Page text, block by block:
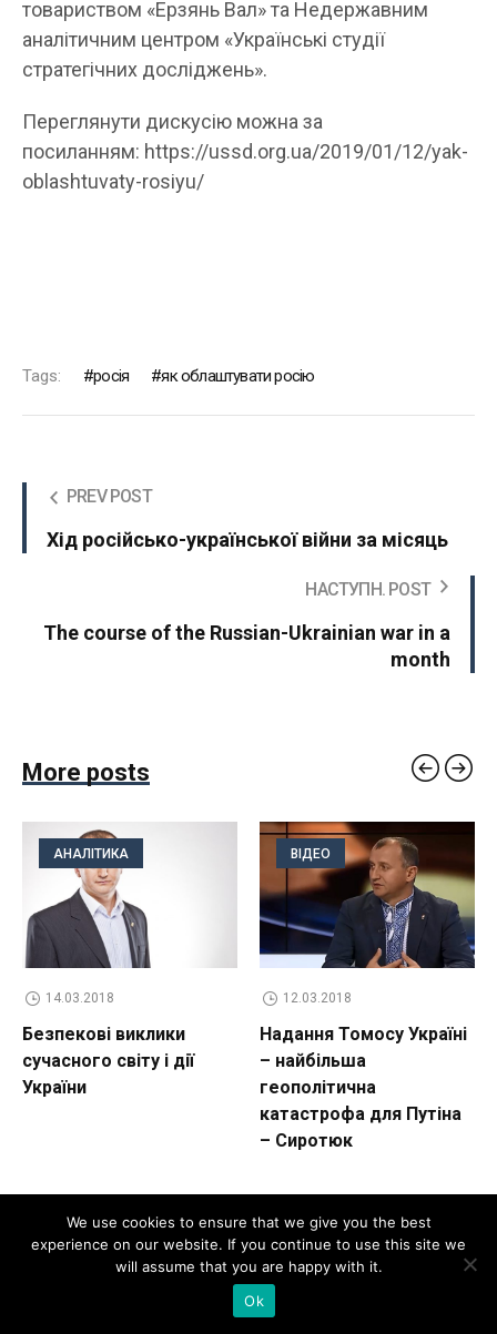
товариством «Ерзянь Вал» та Недержавним
аналітичним центром «Українські студії
стратегічних досліджень».
Переглянути дискусію можна за
посиланням: https://ussd.org.ua/2019/01/12/yak-
oblashtuvaty-rosiyu/
Tags: росія як облаштувати росію
PREV POST
Хід російсько-української війни за місяць
НАСТУПН. POST
The course of the Russian-Ukrainian war in a
month
More posts
АНАЛІТИКА
14.03.2018
Безпекові виклики
сучасного світу і дії
України
ВІДЕО
12.03.2018
Надання Томосу Україні
– найбільша
геополітична
катастрофа для Путіна
– Сиротюк
Trackbacks and Pingbacks
We use cookies to ensure that we give you the best
experience on our website. If you continue to use this site we
will assume that you are happy with it.
Ok